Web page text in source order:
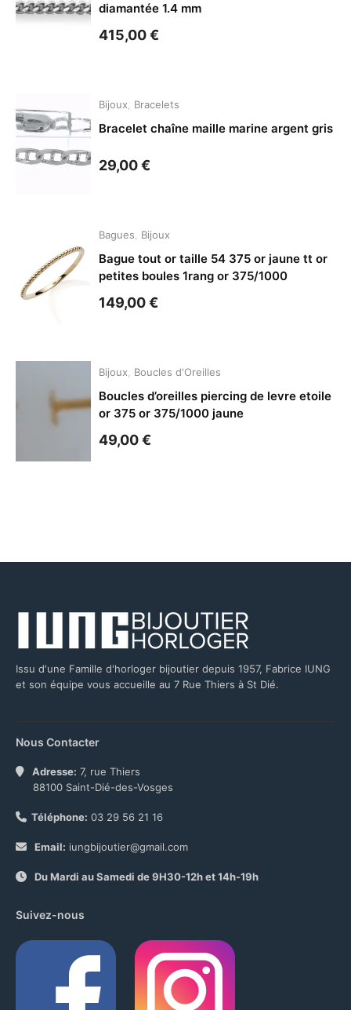
diamantée 1.4 mm
415,00€
Bijoux Bracelets
Bracelet chaîne maille marine argent gris
29,00€
Bagues Bijoux
Bague tout or taille 54 375 or jaune tt or
petites boules 1rang or 375/1000
149,00€
Bijoux Boucles d'Oreilles
Boucles d’oreilles piercing de levre etoile
or 375 or 375/1000 jaune
49,00€
Issu d'une Famille d'horloger bijoutier depuis 1957, Fabrice IUNG
et son équipe vous accueille au 7 Rue Thiers à St Dié.
Nous Contacter
Adresse: 7, rue Thiers
88100 Saint-Dié-des-Vosges
Téléphone: 03 29 56 21 16
Email: iungbijoutier@gmail.com
Du Mardi au Samedi de 9H30-12h et 14h-19h
Suivez-nous